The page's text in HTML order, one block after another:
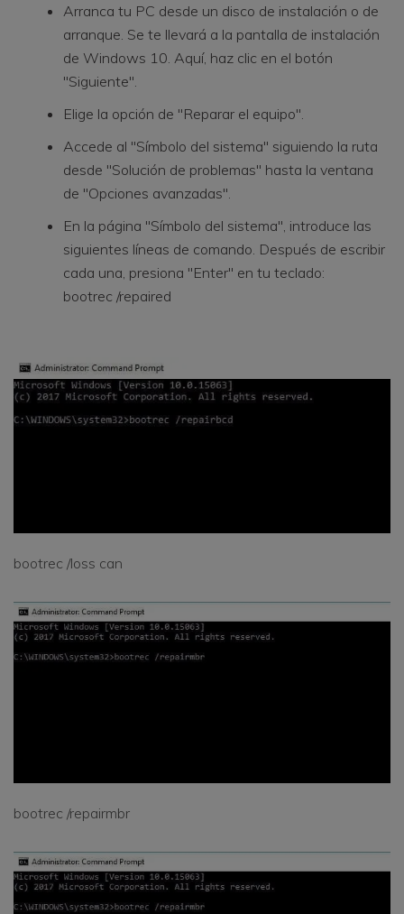
Arranca tu PC desde un disco de instalación o de
arranque. Se te llevará a la pantalla de instalación
de Windows 10. Aquí, haz clic en el botón
"Siguiente".
Elige la opción de "Reparar el equipo".
Accede al "Símbolo del sistema" siguiendo la ruta
desde "Solución de problemas" hasta la ventana
de "Opciones avanzadas".
En la página "Símbolo del sistema", introduce las
siguientes líneas de comando. Después de escribir
cada una, presiona "Enter" en tu teclado:
bootrec /repaired
bootrec /loss can
bootrec /repairmbr